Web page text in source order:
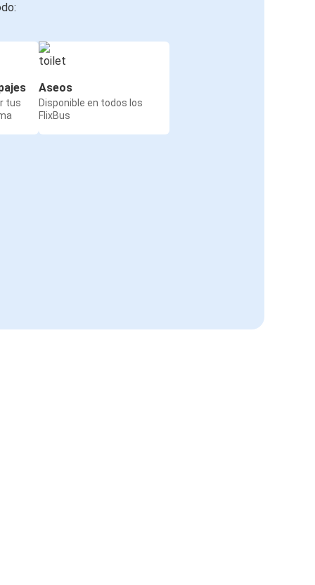
tus
Aseos
Disponible en todos los
FlixBus